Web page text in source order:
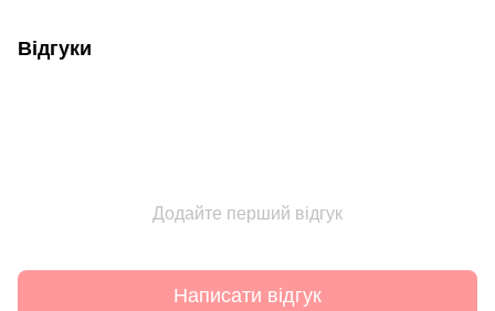
Відгуки
Додайте перший відгук
Написати відгук